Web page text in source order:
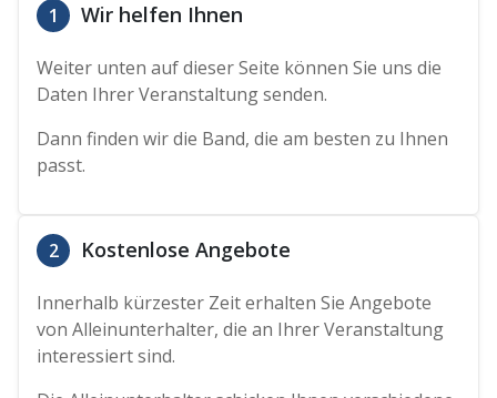
1 Wir helfen Ihnen
Weiter unten auf dieser Seite können Sie uns die
Daten Ihrer Veranstaltung senden.
Dann finden wir die Band, die am besten zu Ihnen
passt.
2 Kostenlose Angebote
Innerhalb kürzester Zeit erhalten Sie Angebote
von Alleinunterhalter, die an Ihrer Veranstaltung
interessiert sind.